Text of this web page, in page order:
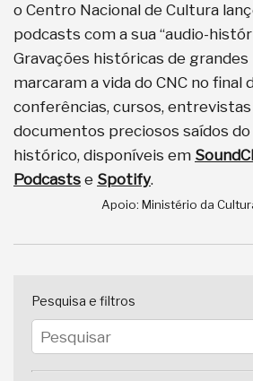
o Centro Nacional de Cultura
podcasts com a sua “audio-
Gravações históricas de
marcaram a vida do CNC no final
conferências, cursos,
documentos preciosos saídos
histórico, disponíveis em
Podcasts e Spotify.
Apoio: Ministério da
Pesquisa e filtros